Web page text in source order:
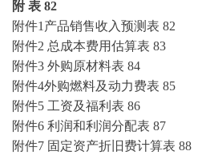
附 表 82
附件1产品销售收入预测表 82
附件2 总成本费用估算表 83
附件3 外购原材料表 84
附件4外购燃料及动力费表 85
附件5 工资及福利表 86
附件6 利润和利润分配表 87
附件7 固定资产折旧费计算表 88